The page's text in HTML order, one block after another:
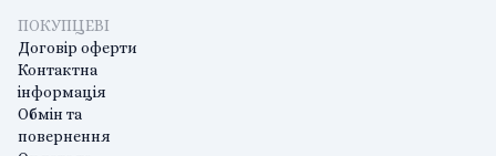
ПОКУПЦЕВІ
Договір оферти
Контактна
інформація
Обмін та
повернення